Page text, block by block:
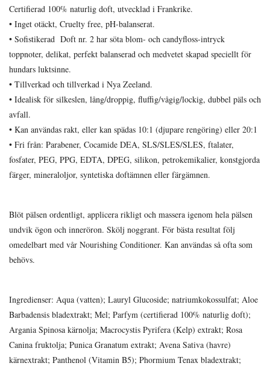
Certifierad 100% naturlig doft, utvecklad i Frankrike.
• Inget otäckt, Cruelty free, pH-balanserat.
• Sofistikerad Doft nr. 2 har söta blom- och candyfloss-intryck
toppnoter, delikat, perfekt balanserad och medvetet skapad speciellt för
hundars luktsinne.
• Tillverkad och tillverkad i Nya Zeeland.
• Idealisk för silkeslen, lång/droppig, fluffig/vågig/lockig, dubbel päls och
avfall.
• Kan användas rakt, eller kan spädas 10:1 (djupare rengöring) eller 20:1
• Fri från: Parabener, Cocamide DEA, SLS/SLES/SLES, ftalater,
fosfater, PEG, PPG, EDTA, DPEG, silikon, petrokemikalier, konstgjorda
färger, mineraloljor, syntetiska doftämnen eller färgämnen.
Blöt pälsen ordentligt, applicera rikligt och massera igenom hela pälsen
undvik ögon och inneröron. Skölj noggrant. För bästa resultat följ
omedelbart med vår Nourishing Conditioner. Kan användas så ofta som
behövs.
Ingredienser: Aqua (vatten); Lauryl Glucoside; natriumkokossulfat; Aloe
Barbadensis bladextrakt; Mel; Parfym (certifierad 100% naturlig doft);
Argania Spinosa kärnolja; Macrocystis Pyrifera (Kelp) extrakt; Rosa
Canina fruktolja; Punica Granatum extrakt; Avena Sativa (havre)
kärnextrakt; Panthenol (Vitamin B5); Phormium Tenax bladextrakt;